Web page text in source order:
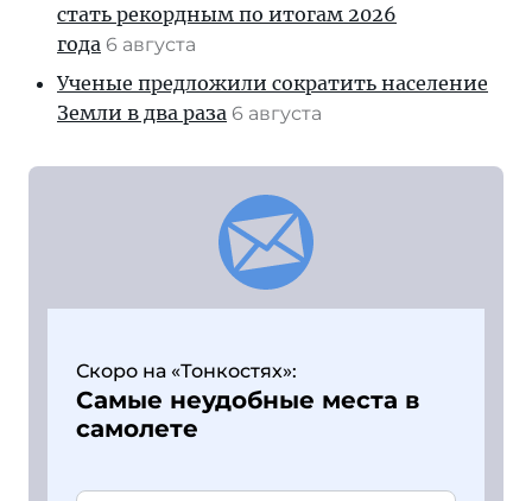
стать рекордным по итогам 2026
года 6 августа
Ученые предложили сократить население
Земли в два раза 6 августа
Скоро на «Тонкостях»:
Самые неудобные места в
самолете